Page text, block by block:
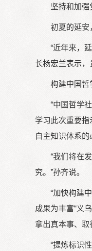
坚持和加强
初夏的延安
“近年来，
长杨宏兰表示
构建中国哲
“中国哲学
学习此次重要指
自主知识体系的
“我们将在
究。”孙齐说。
“加快构建
成果为丰富“义
拿出真本事、取
“提炼标识